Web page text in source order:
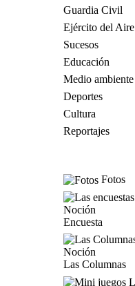
Guardia Civil
Ejército del Aire
Sucesos
Educación
Medio ambiente
Deportes
Cultura
Reportajes
Fotos
Encuesta
Las Columnas